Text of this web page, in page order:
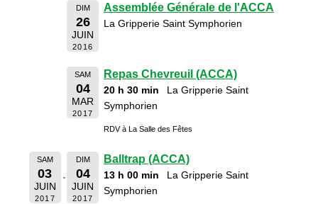
DIM
26
JUIN
2016
Assemblée Générale de l'ACCA
La Gripperie Saint Symphorien
SAM
04
MAR
2017
Repas Chevreuil (ACCA)
20 h 30 min
La Gripperie Saint
Symphorien
RDV à La Salle des Fêtes
SAM
03
JUIN
2017
DIM
04
JUIN
2017
Balltrap (ACCA)
13 h 00 min
La Gripperie Saint
Symphorien